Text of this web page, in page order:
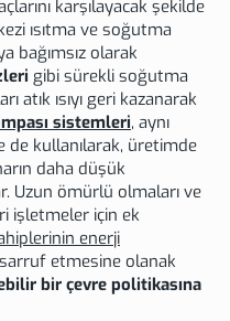
karşılayacak şekilde
ısıtma ve soğutma
bağımsız olarak
gibi sürekli soğutma
atık ısıyı geri kazanarak
sistemleri, aynı
kullanılarak, üretimde
daha düşük
Uzun ömürlü olmaları ve
işletmeler için ek
enerji
etmesine olanak
bir çevre politikasına